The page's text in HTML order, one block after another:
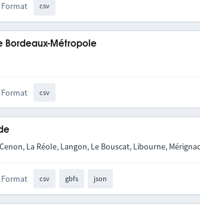
Format csv
Bordeaux-Métropole
Format csv
La Réole, Langon, Le Bouscat, Libourne,
Format csv gbfs json